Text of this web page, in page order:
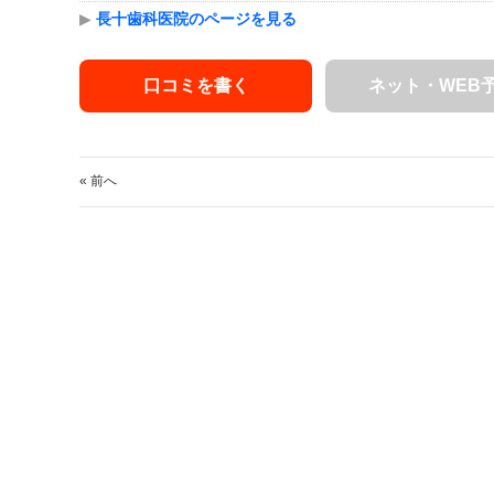
▶ 長十歯科医院のページを見る
口コミを書く ネット・WEB
« 前へ